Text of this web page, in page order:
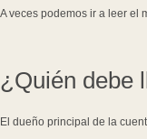
A veces podemos ir a leer el
¿Quién debe
El dueño principal de la